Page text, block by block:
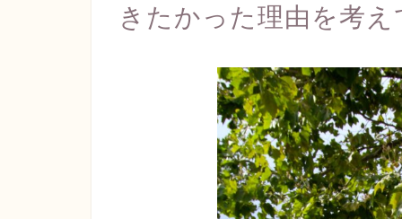
きたかった理由を考